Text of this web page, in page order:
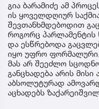
გია ბარამიძე ამ
ის ყოველდღიურ
შევთანხმდებოდით
როგორც პარლამენტის
და ესწრებოდა
იყო უფრო
მას არ შეეძლო
განცხადება არის მისი
აბსოლუტურად
აცხადებს